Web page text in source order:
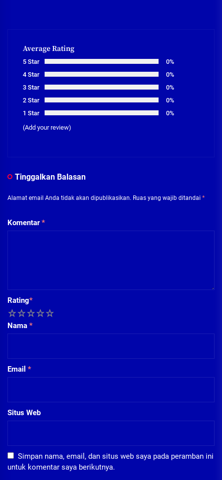
Average Rating
5 Star
0%
4 Star
0%
3 Star
0%
2 Star
0%
1 Star
0%
(Add your review)
Tinggalkan Balasan
Alamat email Anda tidak akan dipublikasikan. Ruas yang wajib ditandai *
Komentar*
Rating*
5
4
3
2
Nama *
Email *
Situs Web
Simpan nama, email, dan situs web saya pada peramban ini
untuk komentar saya berikutnya.